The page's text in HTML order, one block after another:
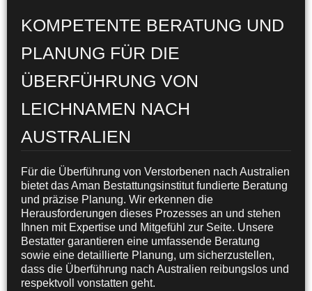
KOMPETENTE BERATUNG UND
PLANUNG FÜR DIE
ÜBERFÜHRUNG VON
LEICHNAMEN NACH
AUSTRALIEN
Für die Überführung von Verstorbenen nach Australien
bietet das Aman Bestattungsinstitut fundierte Beratung
und präzise Planung. Wir erkennen die
Herausforderungen dieses Prozesses an und stehen
Ihnen mit Expertise und Mitgefühl zur Seite. Unsere
Bestatter garantieren eine umfassende Beratung
sowie eine detaillierte Planung, um sicherzustellen,
dass die Überführung nach Australien reibungslos und
respektvoll vonstatten geht.